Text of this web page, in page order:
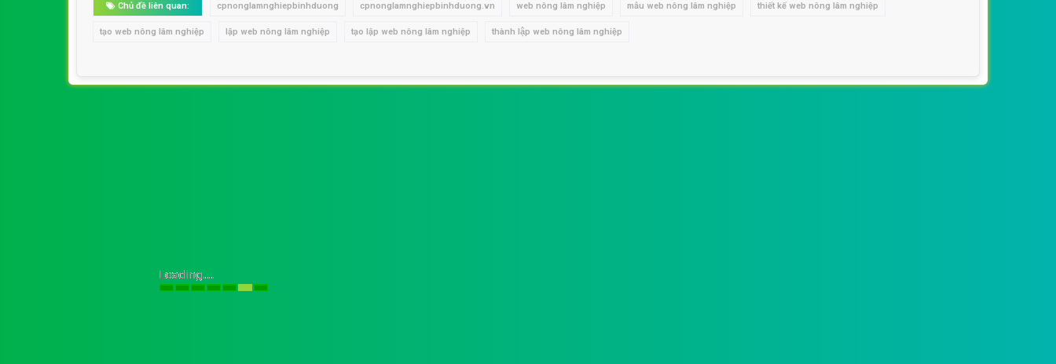
Chủ đề liên quan: cpnonglamnghiepbinhduong cpnonglamnghiepbinhduong.vn web nông lâm nghiệp mẫu web nông lâm nghiệp thiết kế web nông lâm nghiệp
tạo web nông lâm nghiệp lập web nông lâm nghiệp tạo lập web nông lâm nghiệp thành lập web nông lâm nghiệp